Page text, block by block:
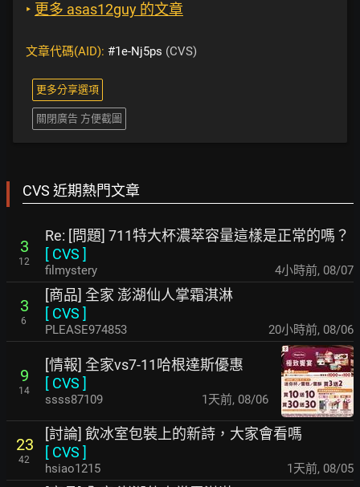
‣ 更多 asas12guy 的文章
文章代碼(AID): #1e-Nj5ps (CVS)
更多分享選項
關閉廣告 方便截圖
CVS 近期熱門文章
3
12
Re: [問題] 711特大杯濃萃容量這樣是正常的嗎？
[ CVS ]
filmystery 4小時前, 08/07
3
6
[商品] 全家 澎湖仙人掌霜淇淋
[ CVS ]
PLEASE974853 20小時前, 08/06
9
14
[情報] 全家vs7-11哈根達斯優惠
[ CVS ]
ssss87109 1天前, 08/06
23
42
[討論] 飲冰室包裝上的新詩，大家會看嗎
[ CVS ]
hsiao1215 1天前, 08/05